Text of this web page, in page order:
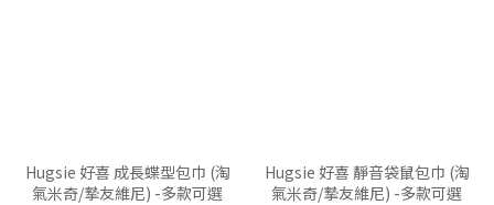
Hugsie 好喜 成長蝶型包巾 (淘
氣米奇/摯友維尼) -多款可選
Hugsie 好喜 靜音袋鼠包巾 (淘
氣米奇/摯友維尼) -多款可選